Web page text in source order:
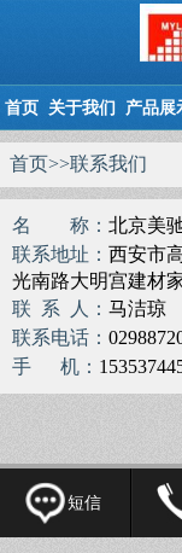
首页 关于我们 产品展
首页>>联系我们
名 称： 北京美
联系地址： 西安市
光南路大明宫建材
联 系 人： 马洁琼
联系电话：
手 机：
短信